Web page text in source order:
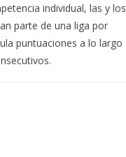
individual, las y los
parte de una liga por
puntuaciones a lo largo